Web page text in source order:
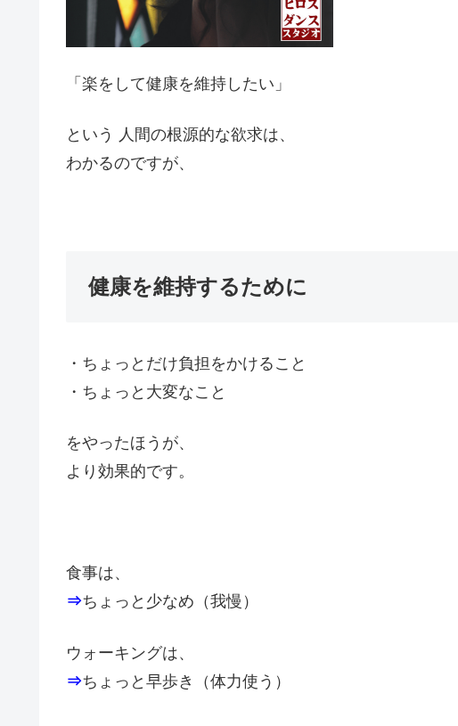
「楽をして健康を維持したい」
という 人間の根源的な欲求は、
わかるのですが、
健康を維持するために
・ちょっとだけ負担をかけること
・ちょっと大変なこと
をやったほうが、
より効果的です。
食事は、
⇒ちょっと少なめ（我慢）
ウォーキングは、
⇒ちょっと早歩き（体力使う）